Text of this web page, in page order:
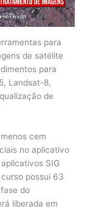
para
de satélite
para
Landsat-8,
de
cem
no aplicativo
SIG
possui 63
do
liberada em